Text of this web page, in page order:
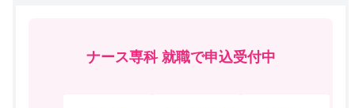
ナース専科 就職で申込受付中